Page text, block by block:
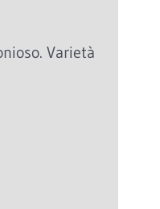
Varietà